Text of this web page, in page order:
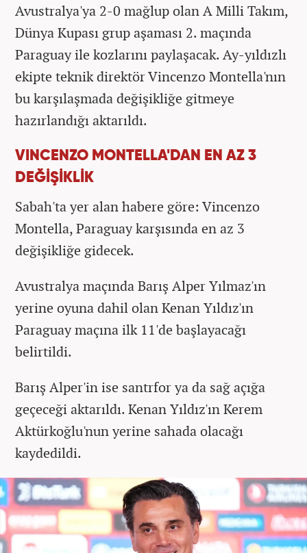
Avustralya'ya 2-0 mağlup olan A Milli Takım,
Dünya Kupası grup aşaması 2. maçında
Paraguay ile kozlarını paylaşacak. Ay-yıldızlı
ekipte teknik direktör Vincenzo Montella'nın
bu karşılaşmada değişikliğe gitmeye
hazırlandığı aktarıldı.
VINCENZO MONTELLA'DAN EN AZ 3
DEĞİŞİKLİK
Sabah'ta yer alan habere göre: Vincenzo
Montella, Paraguay karşısında en az 3
değişikliğe gidecek.
Avustralya maçında Barış Alper Yılmaz'ın
yerine oyuna dahil olan Kenan Yıldız'ın
Paraguay maçına ilk 11'de başlayacağı
belirtildi.
Barış Alper'in ise santrfor ya da sağ açığa
geçeceği aktarıldı. Kenan Yıldız'ın Kerem
Aktürkoğlu'nun yerine sahada olacağı
kaydedildi.